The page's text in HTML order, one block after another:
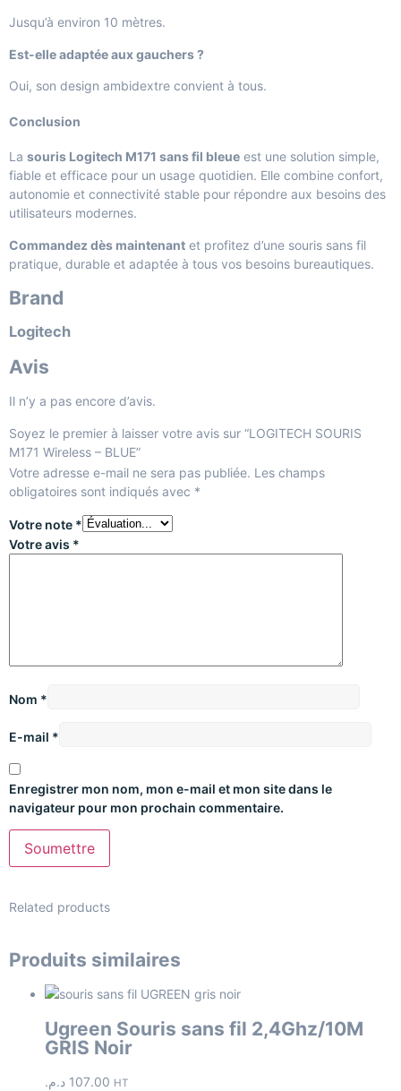
Jusqu’à environ 10 mètres.
Est-elle adaptée aux gauchers ?
Oui, son design ambidextre convient à tous.
Conclusion
La souris Logitech M171 sans fil bleue est une solution simple,
fiable et efficace pour un usage quotidien. Elle combine confort,
autonomie et connectivité stable pour répondre aux besoins des
utilisateurs modernes.
Commandez dès maintenant et profitez d’une souris sans fil
pratique, durable et adaptée à tous vos besoins bureautiques.
Brand
Logitech
Avis
Il n’y a pas encore d’avis.
Soyez le premier à laisser votre avis sur “LOGITECH SOURIS
M171 Wireless – BLUE”
Votre adresse e-mail ne sera pas publiée. Les champs
obligatoires sont indiqués avec *
Votre note *
Votre avis *
Nom *
E-mail *
Enregistrer mon nom, mon e-mail et mon site dans le
navigateur pour mon prochain commentaire.
Related products
Produits similaires
Ugreen Souris sans fil 2,4Ghz/10M
GRIS Noir
107.00 د.م. HT